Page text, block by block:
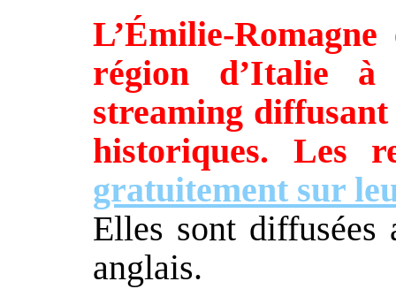
L’Émilie-
région d’Italie à
streaming diffusant
historiques. Les
gratuitement sur
Elles sont diffusées
anglais.